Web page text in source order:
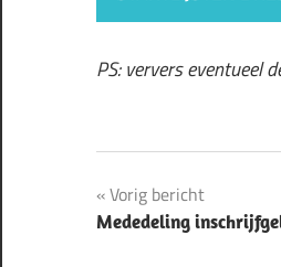
PS: ververs eventueel
Bericht
navigatie
Vorig bericht
Mededeling